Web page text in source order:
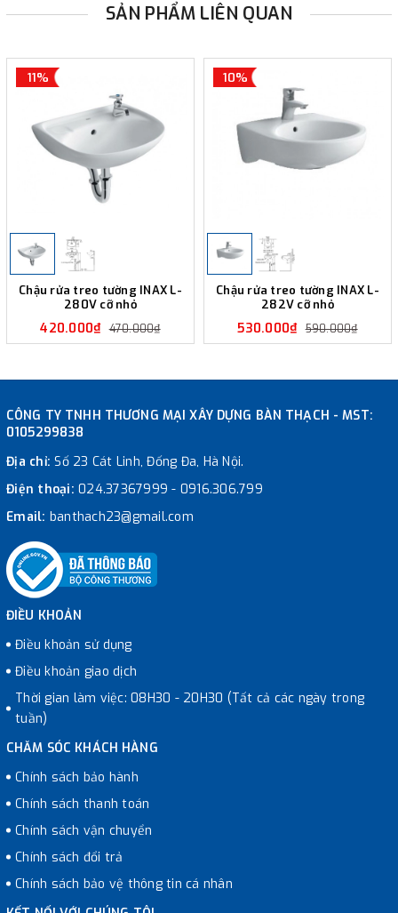
SẢN PHẨM LIÊN QUAN
11%
Chậu rửa treo tường INAX L-
280V cỡ nhỏ
420.000₫ 470.000₫
10%
Chậu rửa treo tường INAX L-
282V cỡ nhỏ
530.000₫ 590.000₫
CÔNG TY TNHH THƯƠNG MẠI XÂY DỰNG BÀN THẠCH - MST:
0105299838
Địa chỉ:Số 23 Cát Linh, Đống Đa, Hà Nội.
Điện thoại: 024.37367999 - 0916.306.799
Email: banthach23@gmail.com
ĐIỀU KHOẢN
Điều khoản sử dụng
Điều khoản giao dịch
Thời gian làm việc: 08H30 - 20H30 (Tất cả các ngày trong
tuần)
CHĂM SÓC KHÁCH HÀNG
Chính sách bảo hành
Chính sách thanh toán
Chính sách vận chuyển
Chính sách đổi trả
Chính sách bảo vệ thông tin cá nhân